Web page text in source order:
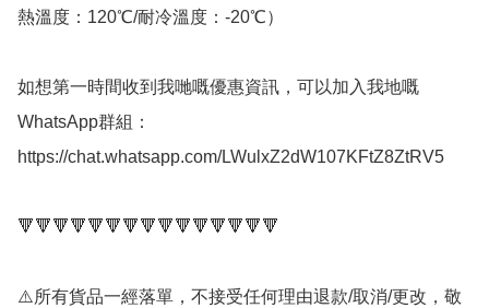
熱溫度：120℃/耐冷溫度：-20℃）
如想第一時間收到我哋嘅優惠資訊，可以加入我地嘅
WhatsApp群組：
https://chat.whatsapp.com/LWulxZ2dW107KFtZ8ZtRV5
🔻🔻🔻🔻🔻🔻🔻🔻🔻🔻🔻🔻🔻🔻🔻
⚠️所有貨品一經落單，不接受任何理由退款/取消/更改，敬